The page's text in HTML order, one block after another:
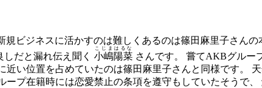
ビジネスに活かすのは難しくあるのは篠田麻里子さん
だと漏れ伝え聞く 小嶋陽菜
こじまはるな
さんです。 嘗てAKBグルー
い位置を占めていたのは篠田麻里子さんと同様です。
プ在籍時には恋愛禁止の条項を遵守もしていたそうで